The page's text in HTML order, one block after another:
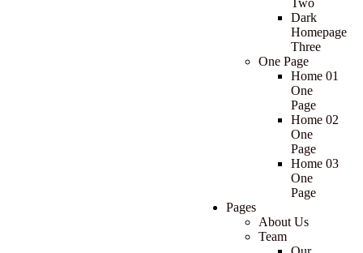
Dark
Homepage
Three
One Page
Home 01
One
Page
Home 02
One
Page
Home 03
One
Page
Pages
About Us
Team